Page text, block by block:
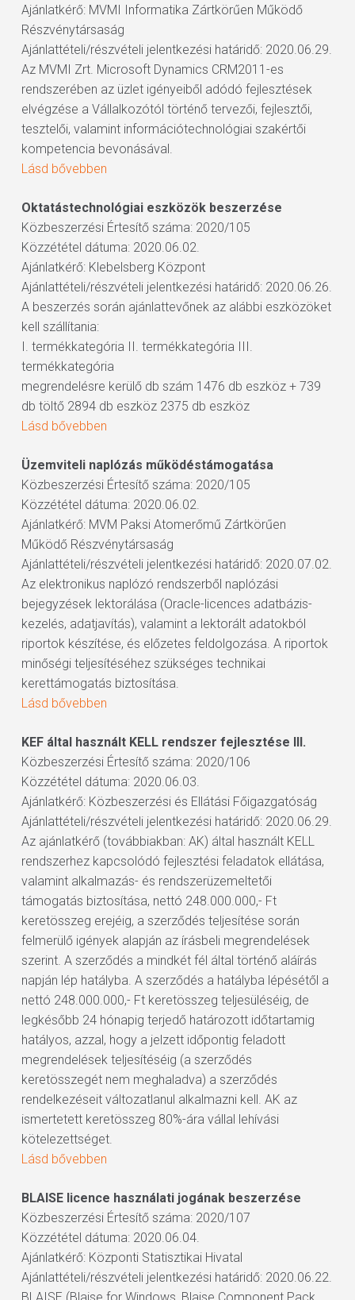
Ajánlatkérő: MVMI Informatika Zártkörűen Működő
Részvénytársaság
Ajánlattételi/részvételi jelentkezési határidő: 2020.06.29.
Az MVMI Zrt. Microsoft Dynamics CRM2011-es
rendszerében az üzlet igényeiből adódó fejlesztések
elvégzése a Vállalkozótól történő tervezői, fejlesztői,
tesztelői, valamint információtechnológiai szakértői
kompetencia bevonásával.
Lásd bővebben
Oktatástechnológiai eszközök beszerzése
Közbeszerzési Értesítő száma: 2020/105
Közzététel dátuma: 2020.06.02.
Ajánlatkérő: Klebelsberg Központ
Ajánlattételi/részvételi jelentkezési határidő: 2020.06.26.
A beszerzés során ajánlattevőnek az alábbi eszközöket
kell szállítania:
I. termékkategória II. termékkategória III.
termékkategória
megrendelésre kerülő db szám 1476 db eszköz + 739
db töltő 2894 db eszköz 2375 db eszköz
Lásd bővebben
Üzemviteli naplózás működéstámogatása
Közbeszerzési Értesítő száma: 2020/105
Közzététel dátuma: 2020.06.02.
Ajánlatkérő: MVM Paksi Atomerőmű Zártkörűen
Működő Részvénytársaság
Ajánlattételi/részvételi jelentkezési határidő: 2020.07.02.
Az elektronikus naplózó rendszerből naplózási
bejegyzések lektorálása (Oracle-licences adatbázis-
kezelés, adatjavítás), valamint a lektorált adatokból
riportok készítése, és előzetes feldolgozása. A riportok
minőségi teljesítéséhez szükséges technikai
kerettámogatás biztosítása.
Lásd bővebben
KEF által használt KELL rendszer fejlesztése III.
Közbeszerzési Értesítő száma: 2020/106
Közzététel dátuma: 2020.06.03.
Ajánlatkérő: Közbeszerzési és Ellátási Főigazgatóság
Ajánlattételi/részvételi jelentkezési határidő: 2020.06.29.
Az ajánlatkérő (továbbiakban: AK) által használt KELL
rendszerhez kapcsolódó fejlesztési feladatok ellátása,
valamint alkalmazás- és rendszerüzemeltetői
támogatás biztosítása, nettó 248.000.000,- Ft
keretösszeg erejéig, a szerződés teljesítése során
felmerülő igények alapján az írásbeli megrendelések
szerint. A szerződés a mindkét fél által történő aláírás
napján lép hatályba. A szerződés a hatályba lépésétől a
nettó 248.000.000,- Ft keretösszeg teljesüléséig, de
legkésőbb 24 hónapig terjedő határozott időtartamig
hatályos, azzal, hogy a jelzett időpontig feladott
megrendelések teljesítéséig (a szerződés
keretösszegét nem meghaladva) a szerződés
rendelkezéseit változatlanul alkalmazni kell. AK az
ismertetett keretösszeg 80%-ára vállal lehívási
kötelezettséget.
Lásd bővebben
BLAISE licence használati jogának beszerzése
Közbeszerzési Értesítő száma: 2020/107
Közzététel dátuma: 2020.06.04.
Ajánlatkérő: Központi Statisztikai Hivatal
Ajánlattételi/részvételi jelentkezési határidő: 2020.06.22.